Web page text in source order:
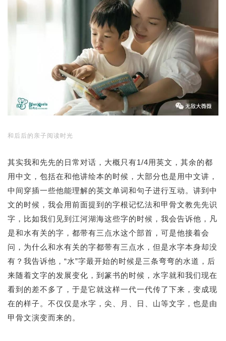
和后后的亲子阅读时光
其实我和先先的日常对话，大概只有1/4用英文，其余的都
用中文，包括在和他讲绘本的时候，大部分也是用中文讲，
中间穿插一些他能理解的英文单词和句子进行互动。讲到中
文的时候，我会用前面提到的字根记忆法和甲骨文教先先识
字，比如我们见到江河湖海这些字的时候，我会告诉他，凡
是和水有关的字，都带有三点水这个部首，可是他接着会
问，为什么和水有关的字都带有三点水，但是水字本身却没
有？我告诉他，“水”字最开始的时候是三条弯弯的水道，后
来随着文字的发展变化，到篆书的时候，水字就和我们现在
看到的差不多了，于是它就这样一代一代传了下来，变成现
在的样子。不仅仅是水字，尖、月、日、山等文字，也是由
甲骨文演变而来的。